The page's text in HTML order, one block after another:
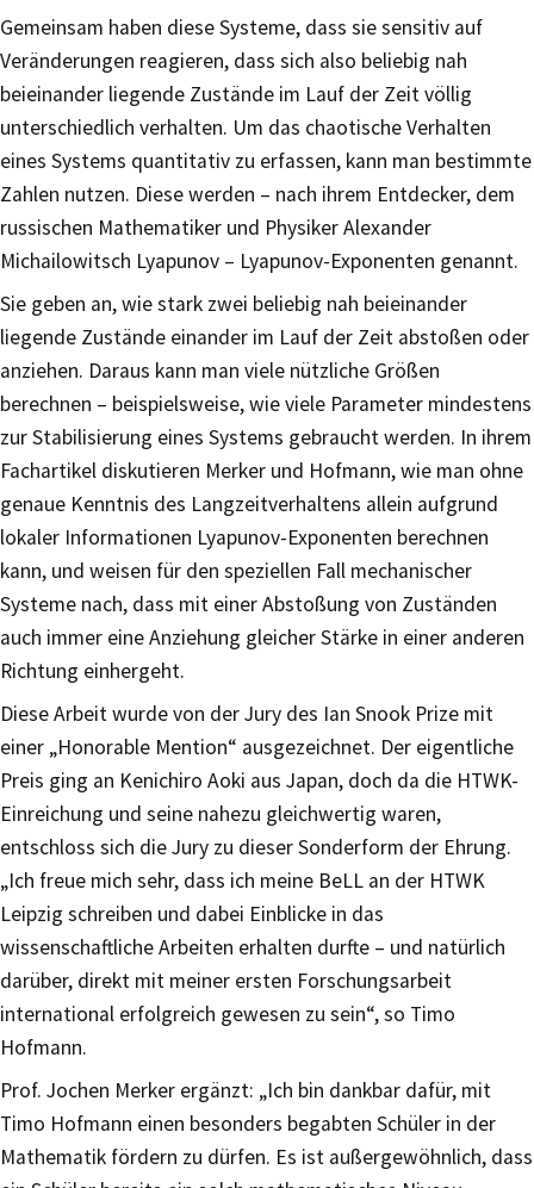
Gemeinsam haben diese Systeme, dass sie sensitiv auf
Veränderungen reagieren, dass sich also beliebig nah
beieinander liegende Zustände im Lauf der Zeit völlig
unterschiedlich verhalten. Um das chaotische Verhalten
eines Systems quantitativ zu erfassen, kann man bestimmte
Zahlen nutzen. Diese werden – nach ihrem Entdecker, dem
russischen Mathematiker und Physiker Alexander
Michailowitsch Lyapunov – Lyapunov-Exponenten genannt.
Sie geben an, wie stark zwei beliebig nah beieinander
liegende Zustände einander im Lauf der Zeit abstoßen oder
anziehen. Daraus kann man viele nützliche Größen
berechnen – beispielsweise, wie viele Parameter mindestens
zur Stabilisierung eines Systems gebraucht werden. In ihrem
Fachartikel diskutieren Merker und Hofmann, wie man ohne
genaue Kenntnis des Langzeitverhaltens allein aufgrund
lokaler Informationen Lyapunov-Exponenten berechnen
kann, und weisen für den speziellen Fall mechanischer
Systeme nach, dass mit einer Abstoßung von Zuständen
auch immer eine Anziehung gleicher Stärke in einer anderen
Richtung einhergeht.
Diese Arbeit wurde von der Jury des Ian Snook Prize mit
einer „Honorable Mention“ ausgezeichnet. Der eigentliche
Preis ging an Kenichiro Aoki aus Japan, doch da die HTWK-
Einreichung und seine nahezu gleichwertig waren,
entschloss sich die Jury zu dieser Sonderform der Ehrung.
„Ich freue mich sehr, dass ich meine BeLL an der HTWK
Leipzig schreiben und dabei Einblicke in das
wissenschaftliche Arbeiten erhalten durfte – und natürlich
darüber, direkt mit meiner ersten Forschungsarbeit
international erfolgreich gewesen zu sein“, so Timo
Hofmann.
Prof. Jochen Merker ergänzt: „Ich bin dankbar dafür, mit
Timo Hofmann einen besonders begabten Schüler in der
Mathematik fördern zu dürfen. Es ist außergewöhnlich, dass